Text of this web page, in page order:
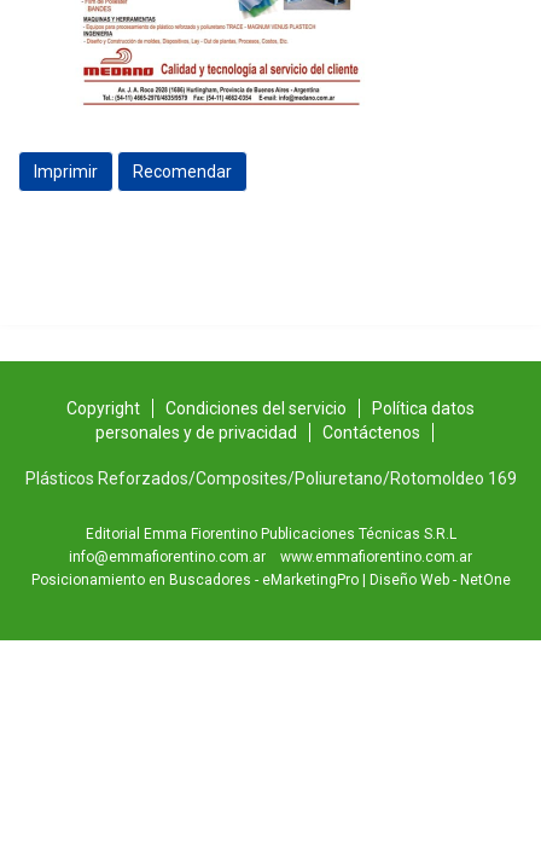
Imprimir Recomendar
Copyright Condiciones del servicio
Política datos
personales y de privacidad
Contáctenos
Plásticos Reforzados/Composites/Poliuretano/Rotomoldeo 169
Editorial Emma Fiorentino Publicaciones Técnicas S.R.L
info@emmafiorentino.com.ar
www.emmafiorentino.com.ar
Posicionamiento en Buscadores - eMarketingPro| Diseño Web - NetOne